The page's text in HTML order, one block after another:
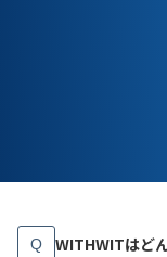
Q WITHWITはど